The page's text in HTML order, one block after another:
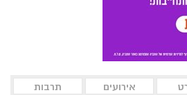
אירועים
תרבות